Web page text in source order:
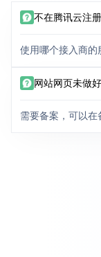
不在腾讯云注
使用哪个接入商的
网站网页未做
需要备案，可以在